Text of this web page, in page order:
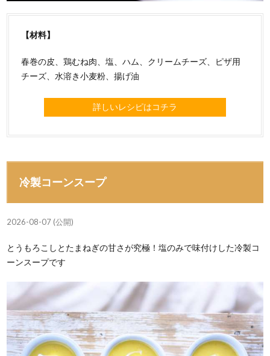
【材料】
春巻の皮、鶏むね肉、塩、ハム、クリームチーズ、ピザ用
チーズ、水溶き小麦粉、揚げ油
詳しいレシピはコチラ
冷製コーンスープ
2026-08-07 (公開)
とうもろこしとたまねぎの甘さが究極！塩のみで味付けした冷製コ
ーンスープです